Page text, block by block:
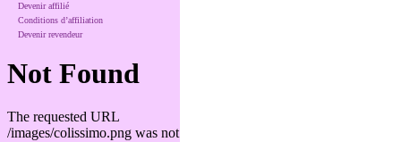
Devenir affilié
Conditions d’affiliation
Devenir revendeur